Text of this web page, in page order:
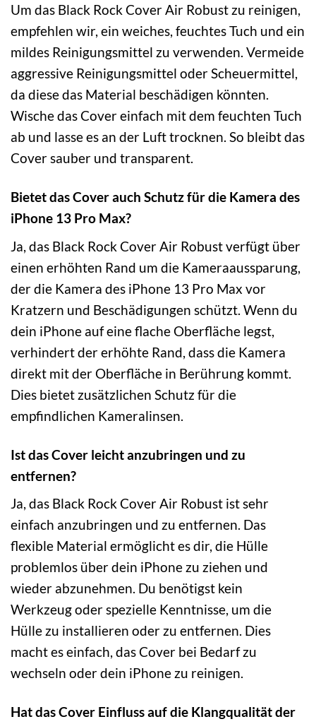
Um das Black Rock Cover Air Robust zu reinigen,
empfehlen wir, ein weiches, feuchtes Tuch und ein
mildes Reinigungsmittel zu verwenden. Vermeide
aggressive Reinigungsmittel oder Scheuermittel,
da diese das Material beschädigen könnten.
Wische das Cover einfach mit dem feuchten Tuch
ab und lasse es an der Luft trocknen. So bleibt das
Cover sauber und transparent.
Bietet das Cover auch Schutz für die Kamera des
iPhone 13 Pro Max?
Ja, das Black Rock Cover Air Robust verfügt über
einen erhöhten Rand um die Kameraaussparung,
der die Kamera des iPhone 13 Pro Max vor
Kratzern und Beschädigungen schützt. Wenn du
dein iPhone auf eine flache Oberfläche legst,
verhindert der erhöhte Rand, dass die Kamera
direkt mit der Oberfläche in Berührung kommt.
Dies bietet zusätzlichen Schutz für die
empfindlichen Kameralinsen.
Ist das Cover leicht anzubringen und zu
entfernen?
Ja, das Black Rock Cover Air Robust ist sehr
einfach anzubringen und zu entfernen. Das
flexible Material ermöglicht es dir, die Hülle
problemlos über dein iPhone zu ziehen und
wieder abzunehmen. Du benötigst kein
Werkzeug oder spezielle Kenntnisse, um die
Hülle zu installieren oder zu entfernen. Dies
macht es einfach, das Cover bei Bedarf zu
wechseln oder dein iPhone zu reinigen.
Hat das Cover Einfluss auf die Klangqualität der